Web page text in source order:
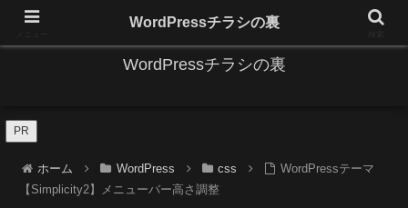
IT系に係る基礎的な情報と便利な使い方を更新します。
WordPressチラシの裏
PR
ホーム WordPress css
WordPressテーマ
【Simplicity2】メニューバー高さ調整
WordPressチラシの裏